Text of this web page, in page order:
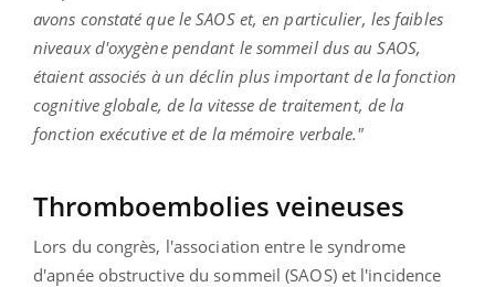
avons constaté que le SAOS et, en particulier, les faibles
niveaux d'oxygène pendant le sommeil dus au SAOS,
étaient associés à un déclin plus important de la fonction
cognitive globale, de la vitesse de traitement, de la
fonction exécutive et de la mémoire verbale."
Thromboembolies veineuses
Lors du congrès, l'association entre le syndrome
d'apnée obstructive du sommeil (SAOS) et l'incidence